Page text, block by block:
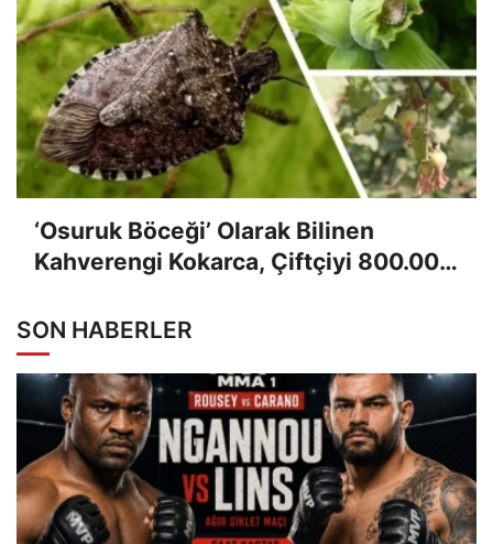
‘Osuruk Böceği’ Olarak Bilinen
Kahverengi Kokarca, Çiftçiyi 800.000
SON HABERLER